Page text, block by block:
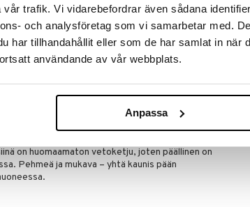
trafik. Vi vidarebefordrar även sådana
och analysföretag som vi samarbetar med.
har tillhandahållit eller som de har samlat in när
användande av vår webbplats.
Anpassa
kiloa karamelleja", sanoi Peppi ja heilutti
Peppi Pitkätossu marssi kaupunkiin Tommin ja
täynnä kultarahoja. Hänellä oli asioita
paremmin kuin karkkikaupasta? Kahdeksantoista
jolla vetää kaikki kotiin, saattoi rauhassa sanoa,
karamelleja – ehkä sellaista, jonka Peppi
tyyny, jossa on solmitut päät. Vinot
ilmeen, joka piristää ilman, että se valtaa
on huomaamaton vetoketju, joten päällinen on
Pehmeä ja mukava – yhtä kaunis pään